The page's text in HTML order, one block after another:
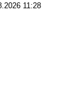
11:28